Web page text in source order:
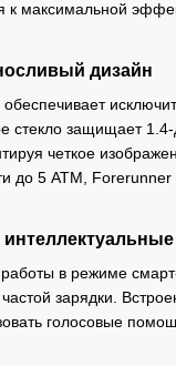
максимальной
дизайн
обеспечивает
стекло защищает
четкое
до 5 ATM,
в режиме
частой зарядки.
голосовые